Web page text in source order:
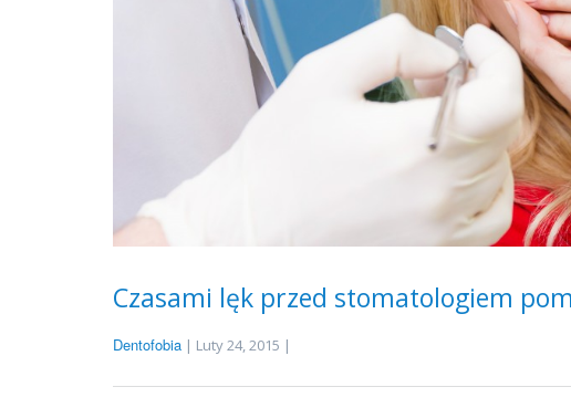
Czasami lęk przed stomatologiem
Dentofobia | Luty 24, 2015 |